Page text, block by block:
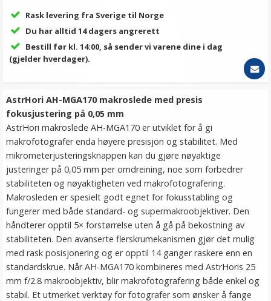
Rask levering fra Sverige til Norge
Du har alltid 14 dagers angrerett
Bestill før kl. 14:00, så sender vi varene dine i dag
(gjelder hverdager).
AstrHori AH-MGA170 makroslede med presis
fokusjustering på 0,05 mm
AstrHori makroslede AH-MGA170 er utviklet for å gi
makrofotografer enda høyere presisjon og stabilitet. Med
mikrometerjusteringsknappen kan du gjøre nøyaktige
justeringer på 0,05 mm per omdreining, noe som forbedrer
stabiliteten og nøyaktigheten ved makrofotografering.
Makrosleden er spesielt godt egnet for fokusstabling og
fungerer med både standard- og supermakroobjektiver. Den
håndterer opptil 5× forstørrelse uten å gå på bekostning av
stabiliteten. Den avanserte flerskrumekanismen gjør det mulig
med rask posisjonering og er opptil 14 ganger raskere enn en
standardskrue. Når AH-MGA170 kombineres med AstrHoris 25
mm f/2.8 makroobjektiv, blir makrofotografering både enkel og
stabil. Et utmerket verktøy for fotografer som ønsker å fange